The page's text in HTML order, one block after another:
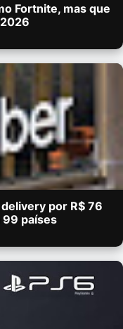
Fortnite, mas que
por R$ 76
99 países